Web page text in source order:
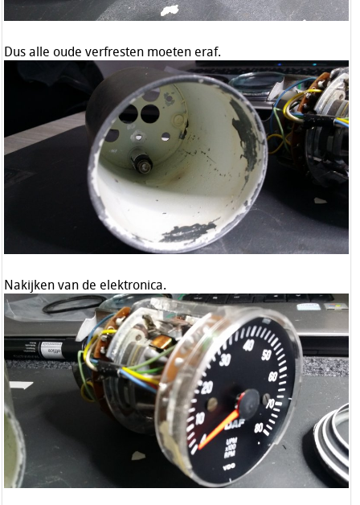
Dus alle oude verfresten moeten eraf.
Nakijken van de elektronica.